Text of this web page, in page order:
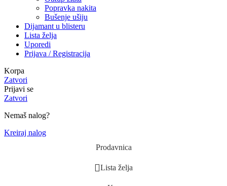
Popravka nakita
Bušenje ušiju
Dijamant u blisteru
Lista želja
Uporedi
Prijava / Registracija
Korpa
Zatvori
Prijavi se
Zatvori
Nemaš nalog?
Kreiraj nalog
Prodavnica
Lista želja